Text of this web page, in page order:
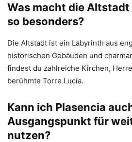
Was macht die Altstadt
so besonders?
Die Altstadt ist ein Labyrinth aus
historischen Gebäuden und
findest du zahlreiche Kirchen,
berühmte Torre Lucía.
Kann ich Plasencia
Ausgangspunkt für
nutzen?